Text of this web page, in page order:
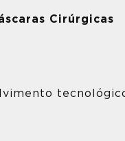
Cirúrgicas